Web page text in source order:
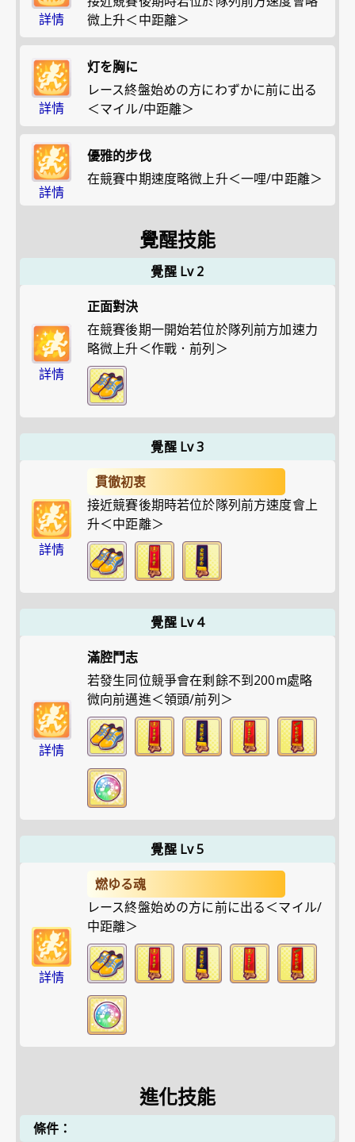
詳情
微上升＜中距離＞
詳情
灯を胸に
レース終盤始めの方にわずかに前に出る
＜マイル/中距離＞
詳情
優雅的步伐
在競賽中期速度略微上升＜一哩/中距離＞
覺醒技能
覺醒 Lv 2
詳情
正面對決
在競賽後期一開始若位於隊列前方加速力
略微上升＜作戰．前列＞
覺醒 Lv 3
詳情
貫徹初衷
接近競賽後期時若位於隊列前方速度會上
升＜中距離＞
覺醒 Lv 4
詳情
滿腔鬥志
若發生同位競爭會在剩餘不到200m處略
微向前邁進＜領頭/前列＞
覺醒 Lv 5
詳情
燃ゆる魂
レース終盤始めの方に前に出る＜マイル/
中距離＞
進化技能
條件：